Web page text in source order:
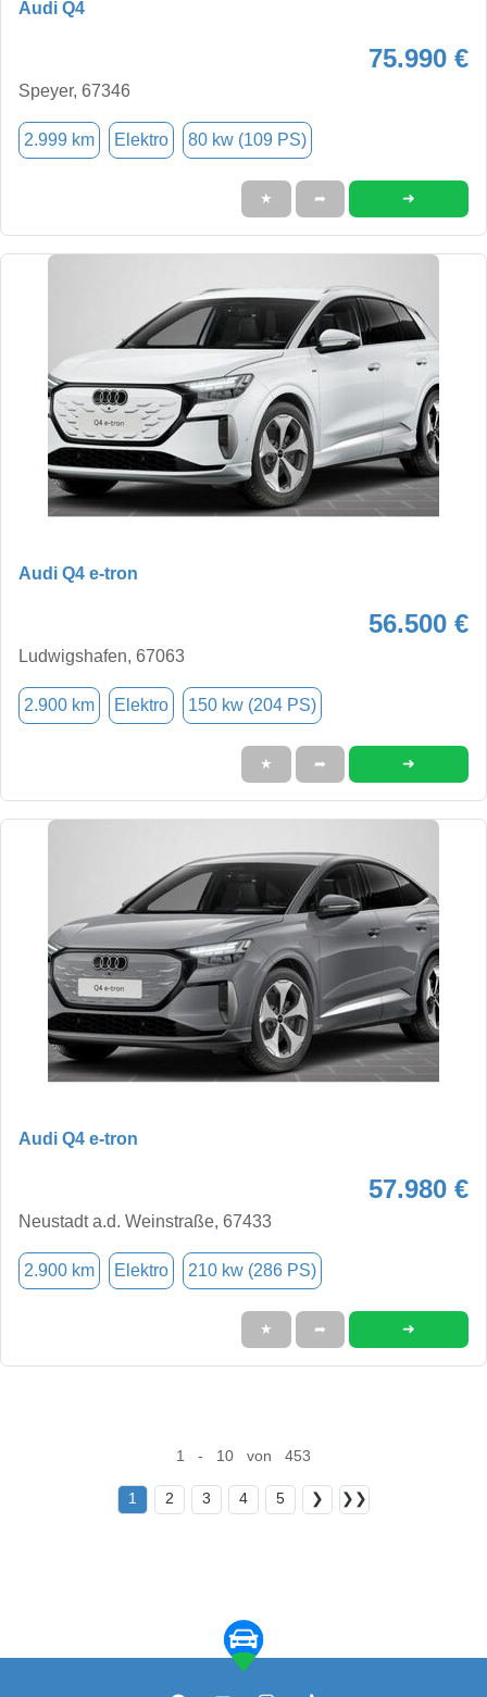
Audi Q4
75.990 €
Speyer, 67346
2.999 km Elektro 80 kw (109 PS)
★ ➦ ➜
Audi Q4 e-tron
56.500 €
Ludwigshafen, 67063
2.900 km Elektro 150 kw (204 PS)
★ ➦ ➜
Audi Q4 e-tron
57.980 €
Neustadt a.d. Weinstraße, 67433
2.900 km Elektro 210 kw (286 PS)
★ ➦ ➜
1 - 10 von 453
1 2 3 4 5 ❯ ❯❯